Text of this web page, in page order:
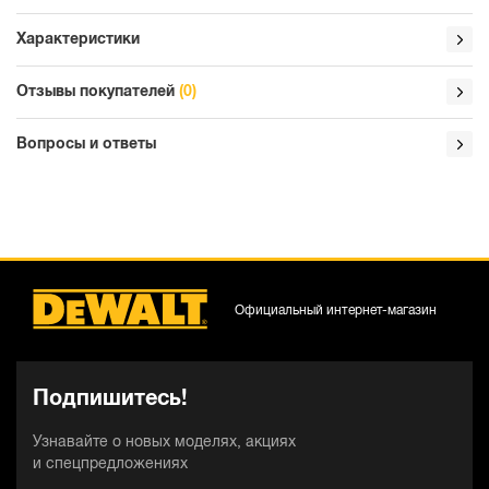
Характеристики
Отзывы покупателей (0)
Вопросы и ответы
Подпишитесь!
Узнавайте о новых моделях, акциях
и спецпредложениях
Официальный интернет-магазин